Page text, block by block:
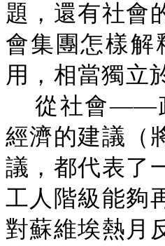
題，還有社會
會集團怎樣解
用，相當獨立
從社會——
經濟的建議（
議，都代表了
工人階級能夠
對蘇維埃熱月